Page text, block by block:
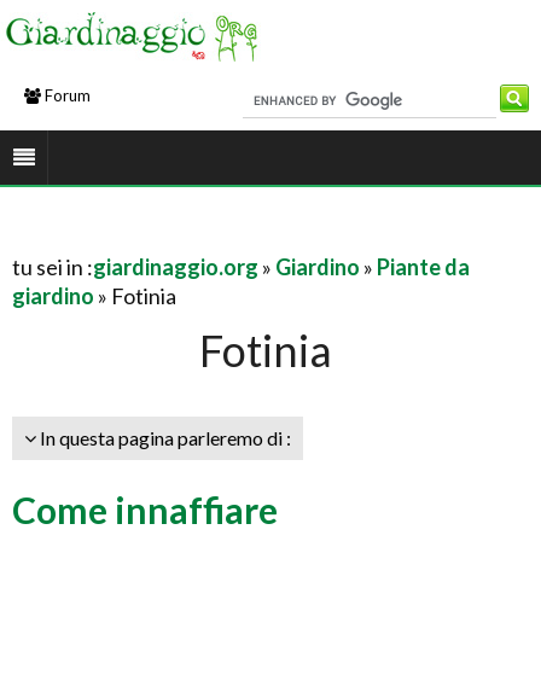
Forum
tu sei in :giardinaggio.org » Giardino » Piante da
giardino » Fotinia
Fotinia
In questa pagina parleremo di :
Come innaffiare